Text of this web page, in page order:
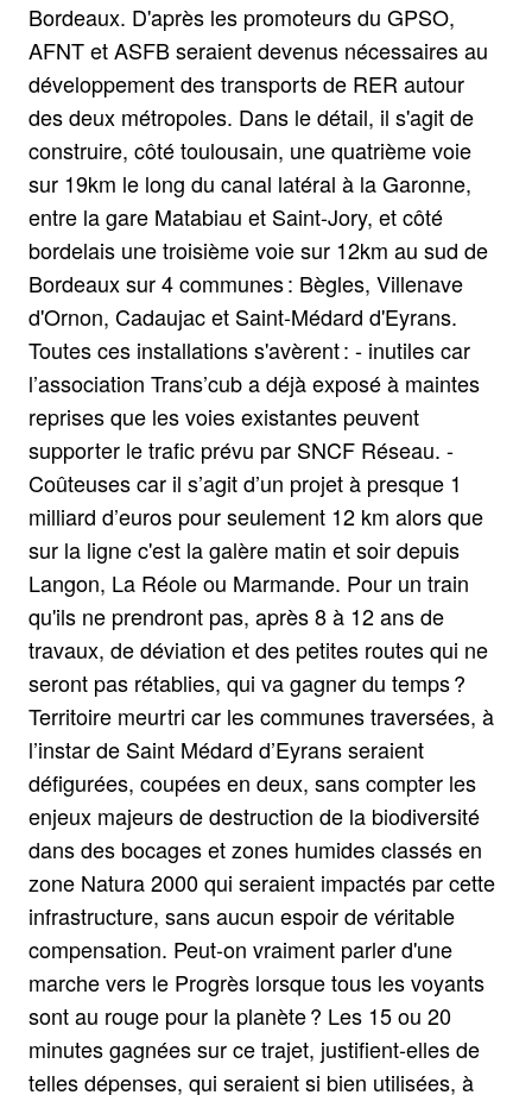
Bordeaux. D'après les promoteurs du GPSO,
AFNT et ASFB seraient devenus nécessaires au
développement des transports de RER autour
des deux métropoles. Dans le détail, il s'agit de
construire, côté toulousain, une quatrième voie
sur 19km le long du canal latéral à la Garonne,
entre la gare Matabiau et Saint-Jory, et côté
bordelais une troisième voie sur 12km au sud de
Bordeaux sur 4 communes : Bègles, Villenave
d'Ornon, Cadaujac et Saint-Médard d'Eyrans.
Toutes ces installations s'avèrent : - inutiles car
l’association Trans’cub a déjà exposé à maintes
reprises que les voies existantes peuvent
supporter le trafic prévu par SNCF Réseau. -
Coûteuses car il s’agit d’un projet à presque 1
milliard d’euros pour seulement 12 km alors que
sur la ligne c'est la galère matin et soir depuis
Langon, La Réole ou Marmande. Pour un train
qu'ils ne prendront pas, après 8 à 12 ans de
travaux, de déviation et des petites routes qui ne
seront pas rétablies, qui va gagner du temps ?
Territoire meurtri car les communes traversées, à
l’instar de Saint Médard d’Eyrans seraient
défigurées, coupées en deux, sans compter les
enjeux majeurs de destruction de la biodiversité
dans des bocages et zones humides classés en
zone Natura 2000 qui seraient impactés par cette
infrastructure, sans aucun espoir de véritable
compensation. Peut-on vraiment parler d'une
marche vers le Progrès lorsque tous les voyants
sont au rouge pour la planète ? Les 15 ou 20
minutes gagnées sur ce trajet, justifient-elles de
telles dépenses, qui seraient si bien utilisées, à